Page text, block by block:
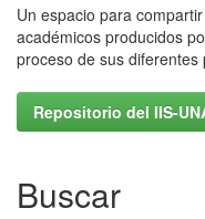
Un espacio para
académicos producidos
proceso de sus diferentes
Repositorio del IIS-
Buscar